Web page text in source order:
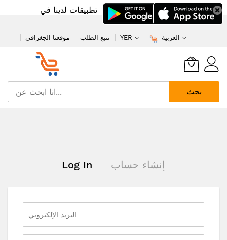
تطبيقات لدينا في
موقعنا الجغرافي تتبع الطلب YER العربية
بحث
Log In إنشاء حساب